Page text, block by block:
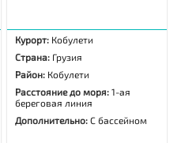
Курорт: Кобулети
Страна: Грузия
Район: Кобулети
Расстояние до моря:1-ая
береговая линия
Дополнительно:С бассейном